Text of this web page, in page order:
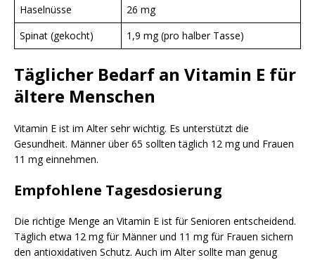
Haselnüsse
26 mg
Spinat (gekocht)
1,9 mg (pro halber Tasse)
Täglicher Bedarf an Vitamin E für
ältere Menschen
Vitamin E ist im Alter sehr wichtig. Es unterstützt die
Gesundheit. Männer über 65 sollten täglich 12 mg und Frauen
11 mg einnehmen.
Empfohlene Tagesdosierung
Die richtige Menge an Vitamin E ist für Senioren entscheidend.
Täglich etwa 12 mg für Männer und 11 mg für Frauen sichern
den antioxidativen Schutz. Auch im Alter sollte man genug